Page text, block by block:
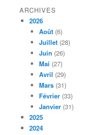
ARCHIVES
2026
Août (6)
Juillet (28)
Juin (26)
Mai (27)
Avril (29)
Mars (31)
Février (33)
Janvier (31)
2025
2024